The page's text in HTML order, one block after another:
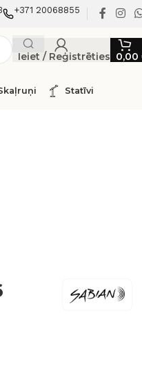
+371 20068855
Ieiet / Reģistrēties 0,00
Statīvi